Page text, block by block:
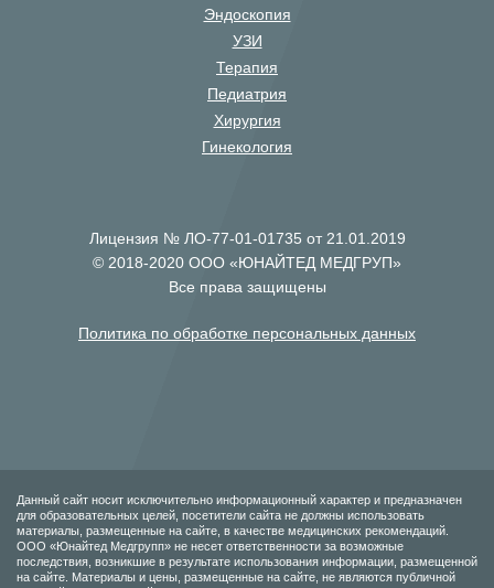
Эндоскопия
УЗИ
Терапия
Педиатрия
Хирургия
Гинекология
Лицензия № ЛО-77-01-01735 от 21.01.2019
© 2018-2020 ООО «ЮНАЙТЕД МЕДГРУП»
Все права защищены
Политика по обработке персональных данных
Данный сайт носит исключительно информационный характер и предназначен
для образовательных целей, посетители сайта не должны использовать
материалы, размещенные на сайте, в качестве медицинских рекомендаций.
ООО «Юнайтед Медгрупп» не несет ответственности за возможные
последствия, возникшие в результате использования информации, размещенной
на сайте. Материалы и цены, размещенные на сайте, не являются публичной